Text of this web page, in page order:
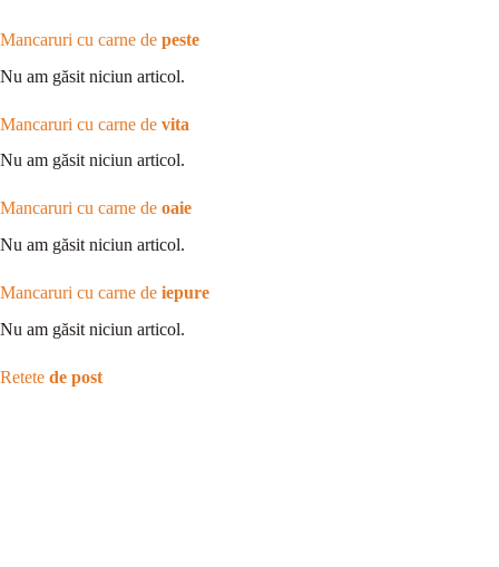
Mancaruri cu carne de peste
Nu am găsit niciun articol.
Mancaruri cu carne de vita
Nu am găsit niciun articol.
Mancaruri cu carne de oaie
Nu am găsit niciun articol.
Mancaruri cu carne de iepure
Nu am găsit niciun articol.
Retete de post